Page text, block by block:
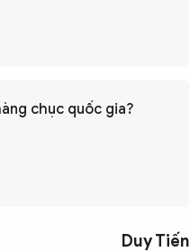
chục quốc gia?
Duy Tiến